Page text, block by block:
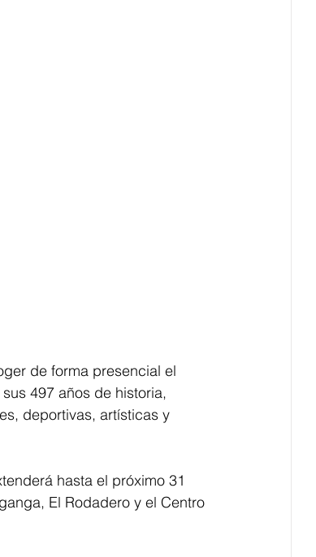
de forma presencial el
497 años de historia,
deportivas, artísticas y
hasta el próximo 31
El Rodadero y el Centro